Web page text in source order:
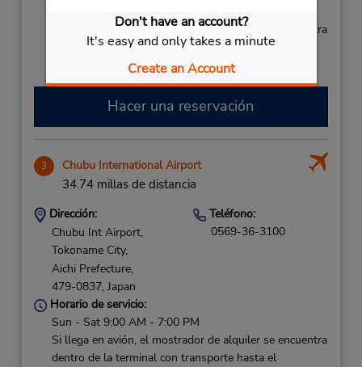
Don't have an account?
It's easy and only takes a minute
Create an Account
Si llega en avión, el mostrador de alquiler se encuentra
dentro de la terminal con transporte hasta el
estacionamiento.
Hacer una reservación
3 Chubu International Airport
34.74 millas de distancia
Dirección:
Chubu Int Airport,
Tokoname City,
Aichi Prefecture,
479-0837, Japan
Teléfono:
0569-36-3100
Horario de servicio:
Sun - Sat 9:00 AM - 7:00 PM
Si llega en avión, el mostrador de alquiler se encuentra
dentro de la terminal con transporte hasta el